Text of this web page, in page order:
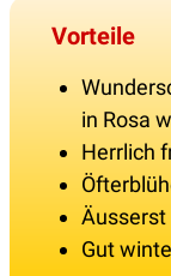
Vorteile
in Rosa
Herrlich
Gut